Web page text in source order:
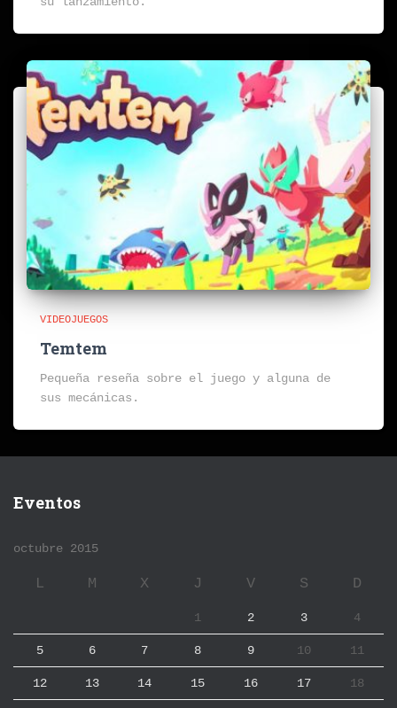
VIDEOJUEGOS
Temtem
Pequeña reseña sobre el juego y alguna de
sus mecánicas.
Eventos
octubre 2015
L M X J V S D
1 2 3 4
5 6 7 8 9 10 11
12 13 14 15 16 17 18